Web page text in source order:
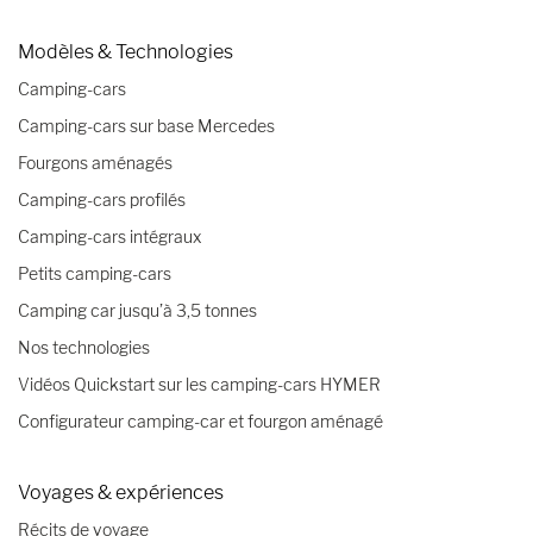
Modèles & Technologies
Camping-cars
Camping-cars sur base Mercedes
Fourgons aménagés
Camping-cars profilés
Camping-cars intégraux
Petits camping-cars
Camping car jusqu’à 3,5 tonnes
Nos technologies
Vidéos Quickstart sur les camping-cars HYMER
Configurateur camping-car et fourgon aménagé
Voyages & expériences
Récits de voyage